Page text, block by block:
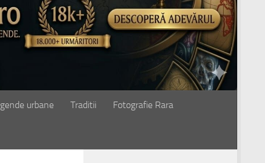
urbane Traditii Fotografie Rara